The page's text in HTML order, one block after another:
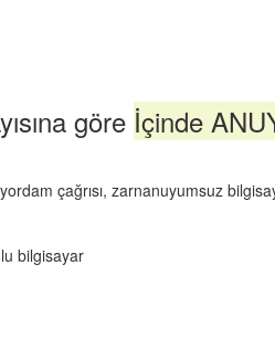
göre İçinde
çağrısı, zarnanuyumsuz
bilgisayar